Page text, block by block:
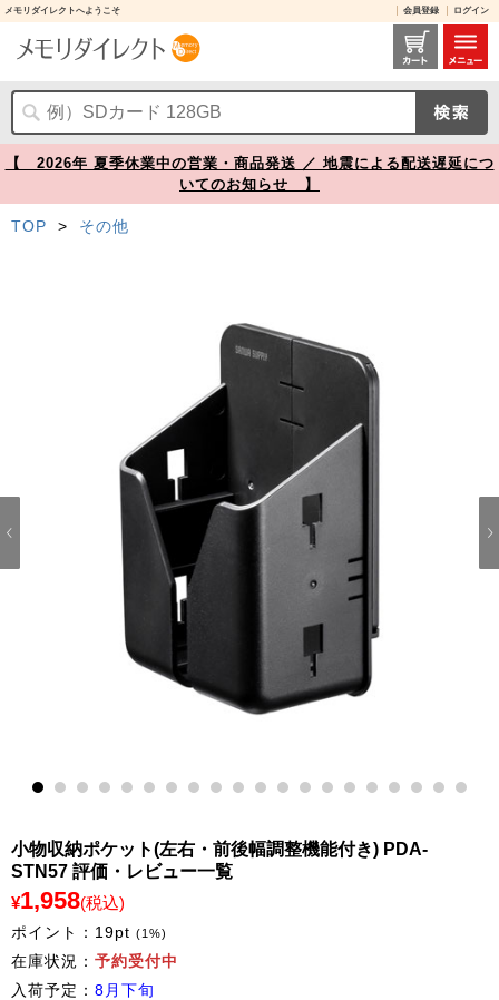
メモリダイレクトへようこそ 会員登録 ログイン
PDA-STN57 レビュー / 小物収納ポケット(左右・前後幅調整機能付き)【メモリダイレクト】
【 2026年 夏季休業中の営業・商品発送 ／ 地震による配送遅延につ
いてのお知らせ 】
TOP > その他
10 11 12 13 14 15 16 17 18 19
小物収納ポケット(左右・前後幅調整機能付き) PDA-
STN57 評価・レビュー一覧
¥1,958(税込)
ポイント： 19pt (1%)
在庫状況： 予約受付中
入荷予定： 8月下旬